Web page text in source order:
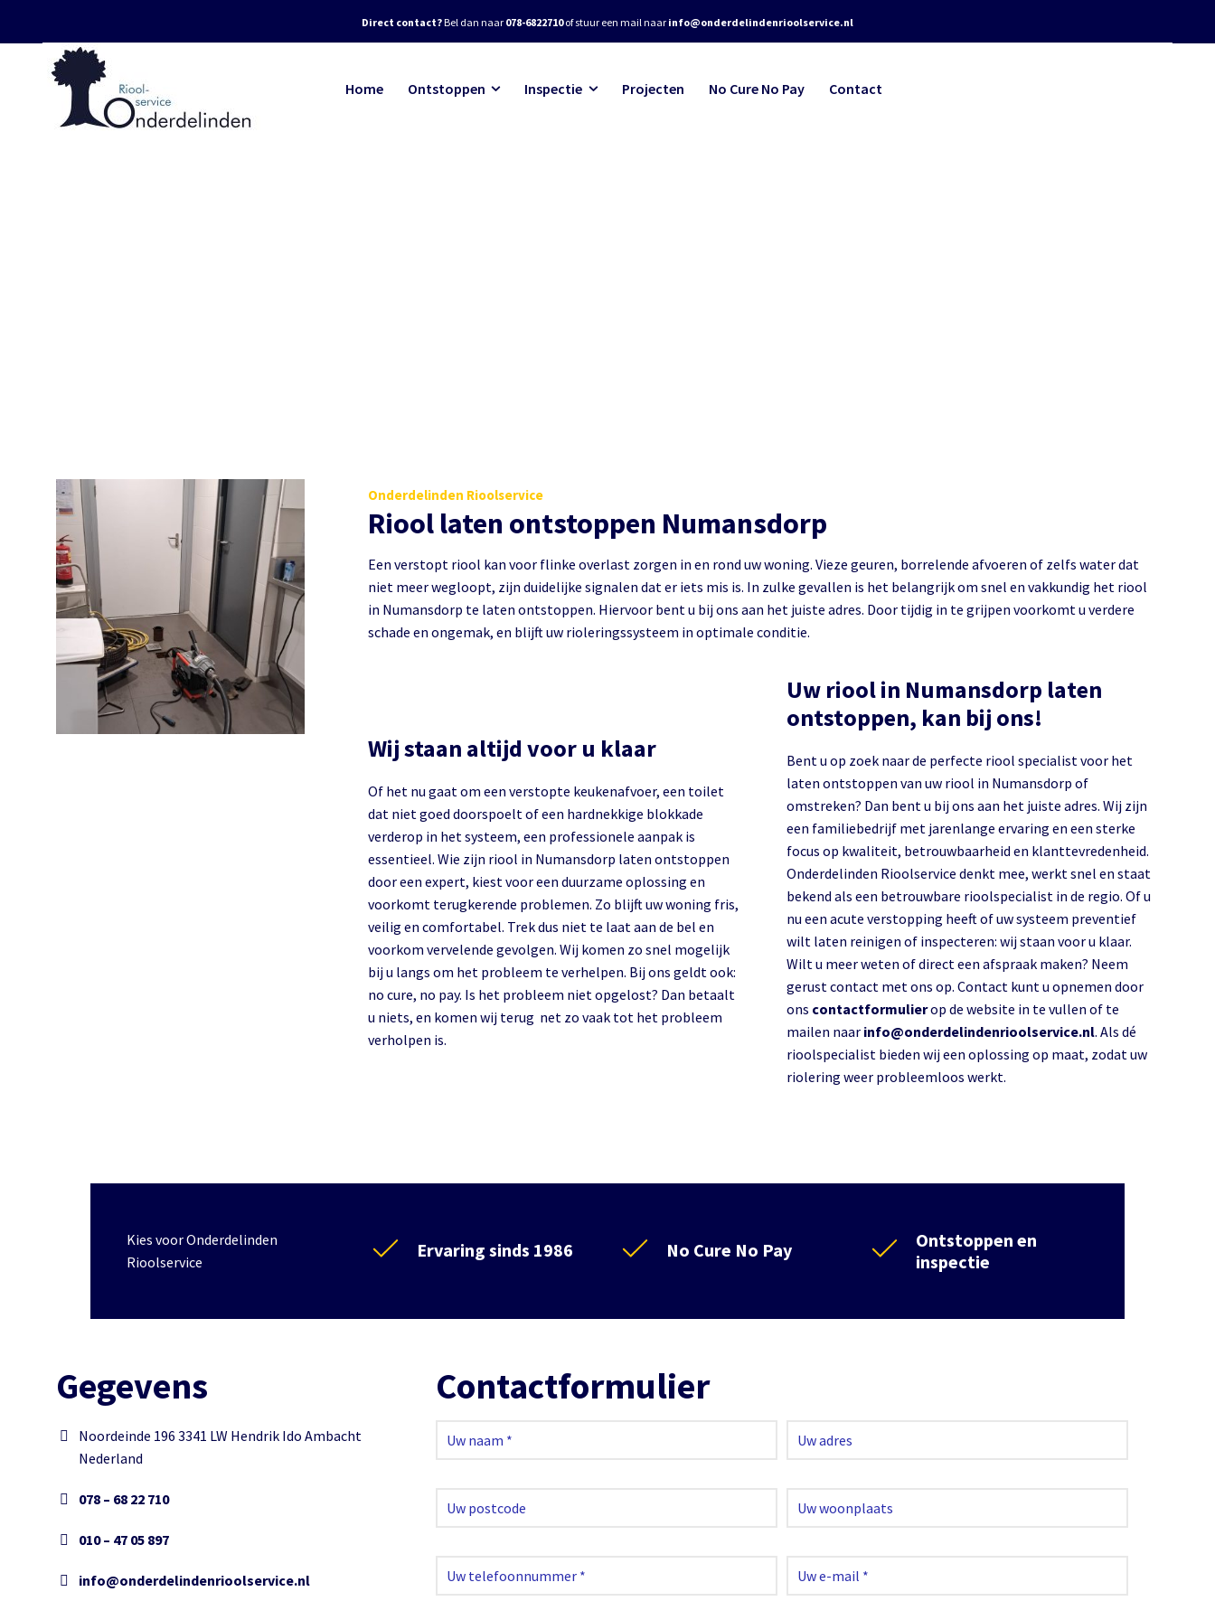
Direct contact?Bel dan naar 078-6822710of stuur een mail naar info@onderdelindenrioolservice.nl
Home Ontstoppen Inspectie Projecten No Cure No Pay Contact
Onderdelinden Rioolservice
Riool laten ontstoppen Numansdorp
Een verstopt riool kan voor flinke overlast zorgen in en rond uw woning. Vieze geuren, borrelende afvoeren of zelfs water dat
niet meer wegloopt, zijn duidelijke signalen dat er iets mis is. In zulke gevallen is het belangrijk om snel en vakkundig het riool
in Numansdorp te laten ontstoppen. Hiervoor bent u bij ons aan het juiste adres. Door tijdig in te grijpen voorkomt u verdere
schade en ongemak, en blijft uw rioleringssysteem in optimale conditie.
Wij staan altijd voor u klaar
Of het nu gaat om een verstopte keukenafvoer, een toilet
dat niet goed doorspoelt of een hardnekkige blokkade
verderop in het systeem, een professionele aanpak is
essentieel. Wie zijn riool in Numansdorp laten ontstoppen
door een expert, kiest voor een duurzame oplossing en
voorkomt terugkerende problemen. Zo blijft uw woning fris,
veilig en comfortabel. Trek dus niet te laat aan de bel en
voorkom vervelende gevolgen. Wij komen zo snel mogelijk
bij u langs om het probleem te verhelpen. Bij ons geldt ook:
no cure, no pay. Is het probleem niet opgelost? Dan betaalt
u niets, en komen wij terug net zo vaak tot het probleem
verholpen is.
Uw riool in Numansdorp laten
ontstoppen, kan bij ons!
Bent u op zoek naar de perfecte riool specialist voor het
laten ontstoppen van uw riool in Numansdorp of
omstreken? Dan bent u bij ons aan het juiste adres. Wij zijn
een familiebedrijf met jarenlange ervaring en een sterke
focus op kwaliteit, betrouwbaarheid en klanttevredenheid.
Onderdelinden Rioolservice denkt mee, werkt snel en staat
bekend als een betrouwbare rioolspecialist in de regio. Of u
nu een acute verstopping heeft of uw systeem preventief
wilt laten reinigen of inspecteren: wij staan voor u klaar.
Wilt u meer weten of direct een afspraak maken? Neem
gerust contact met ons op. Contact kunt u opnemen door
ons contactformulierop de website in te vullen of te
mailen naar info@onderdelindenrioolservice.nl. Als dé
rioolspecialist bieden wij een oplossing op maat, zodat uw
riolering weer probleemloos werkt.
Kies voor Onderdelinden
Rioolservice
Ervaring sinds 1986 No Cure No Pay
Ontstoppen en
inspectie
Gegevens
Noordeinde 196 3341 LW Hendrik Ido Ambacht
Nederland
078 – 68 22 710
010 – 47 05 897
info@onderdelindenrioolservice.nl
Contactformulier